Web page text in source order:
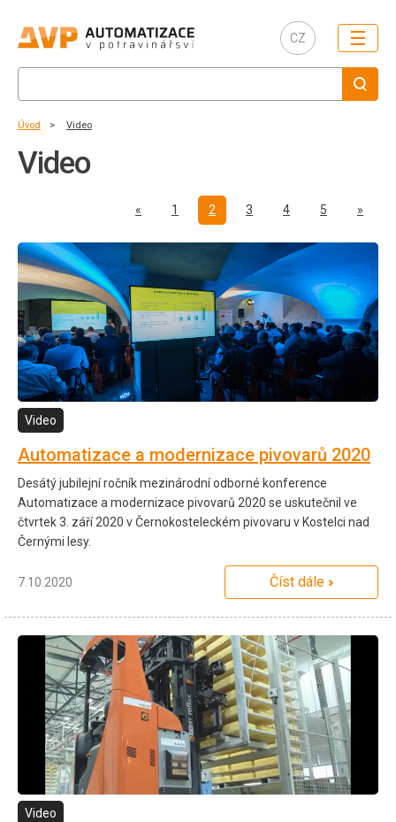
CZ ☰
Úvod Video
Video
« Předchozí
1 2 3 4 5 »
Video
Automatizace a modernizace pivovarů 2020
Desátý jubilejní ročník mezinárodní odborné konference
Automatizace a modernizace pivovarů 2020 se uskutečnil ve
čtvrtek 3. září 2020 v Černokosteleckém pivovaru v Kostelci nad
Černými lesy.
7.10.2020 Číst dále
Video